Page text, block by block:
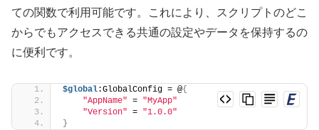
ての関数で利用可能です。これにより、スクリプトのどこ
からでもアクセスできる共通の設定やデータを保持するの
に便利です。
$global:GlobalConfig = @{
"AppName" = "MyApp"
"Version" = "1.0.0"
}